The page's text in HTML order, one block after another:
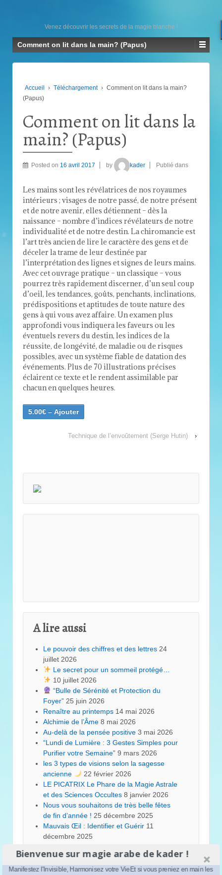
Venez découvrir les secrets de la magie blanche !
Comment on lit dans la main? (Papus)
Accueil › Téléchargement › Comment on lit dans la main?
(Papus)
Comment on lit dans la
main? (Papus)
Posted on 16 avril 2017 by kader Publié dans
Les mains sont les révélatrices de nos royaumes
intérieurs ; visages de notre passé, de notre présent
et de notre avenir, elles détiennent – dès la
naissance – nombre d’indices révélateurs de notre
individualité et de notre destin. La chiromancie est
l’art très ancien de lire le caractère des gens et de
déceler la trame de leur destinée par
l’interprétation des lignes et signes de leurs mains.
Avec cet ouvrage pratique – un classique – vous
pourrez très rapidement discerner, d’un seul coup
d’oeil, les tendances, goûts, penchants, inclinations,
prédispositions et aptitudes de toute nature des
gens à qui vous avez affaire. Un examen plus
approfondi vous indiquera les faveurs ou les
éventuels revers du destin, les indices de la
réussite, de longévité, de maladie ou de risques
possibles, avec un système fiable de datation des
événements. Plus de 70 illustrations précises
éclairent ce texte et le rendent assimilable par
chacun en quelques heures.
5.00€ – Ajouter
Technique de l’envoûtement (Serge Hutin) ›
A lire aussi
Le pouvoir des chiffres et des lettres 24
juillet 2026
Le secret pour un sommeil protégé…
10 juillet 2026
“Bulle de Sérénité et Protection du
Foyer” 25 juin 2026
Renaître au printemps 14 mai 2026
Alchimie de l’Âme 8 mai 2026
Au-delà de la pensée positive 3 mai 2026
“Lundi de Lumière : 3 Gestes Simples pour
Purifier votre Semaine” 9 mars 2026
les 3 types de visions selon la sagesse
ancienne
22 février 2026
LE PICATRIX Le Phare de la Magie Astrale
et des Sciences Occultes 8 janvier 2026
Nous vous souhaitons de très belle fêtes
de fin d’année ! 25 décembre 2025
Mauvais Œil : Identifier et Guérir 11
décembre 2025
Bienvenue sur magie arabe de kader !
Manifestez l'Invisible, Harmonisez votre VieEt si vous preniez en main les